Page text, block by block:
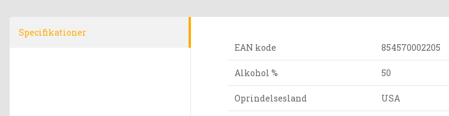
Specifikationer
EAN kode
854570002205
Alkohol % 50
Oprindelsesland USA